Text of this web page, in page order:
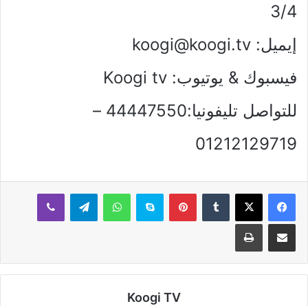
3/4
إيميل: koogi@koogi.tv
فيسبوك & يوتيوب: Koogi tv
للتواصل تليفونيا:44447550 –
01212129719
بينتيريستسكايب واتساب تيلقرام ڤايبر
مشاركة عبر البريد طباعة
Koogi TV